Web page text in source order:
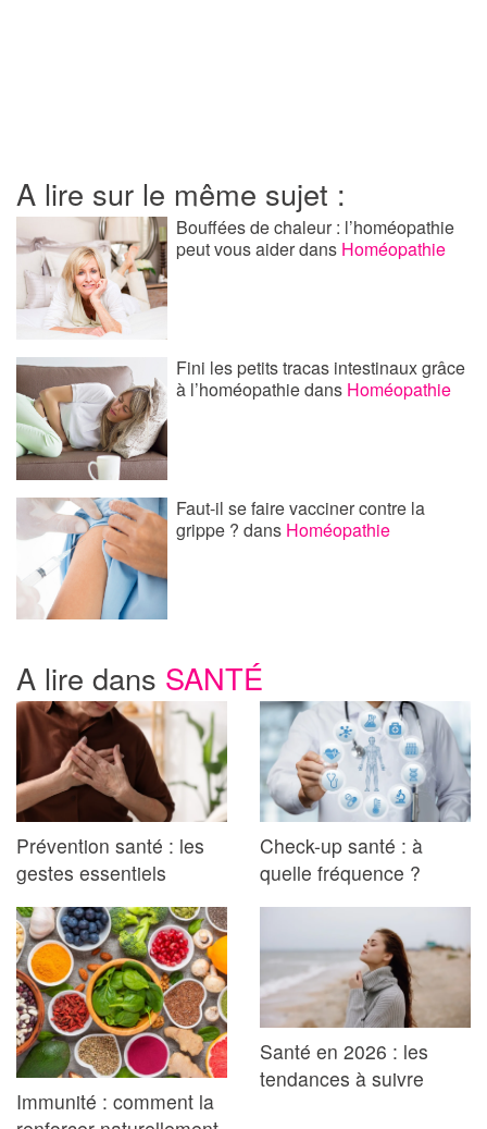
A lire sur le même sujet :
Bouffées de chaleur : l’homéopathie
peut vous aiderdans Homéopathie
Fini les petits tracas intestinaux grâce
à l’homéopathiedans Homéopathie
Faut-il se faire vacciner contre la
grippe ?dans Homéopathie
A lire dans SANTÉ
Prévention santé : les
gestes essentiels
Check-up santé : à
quelle fréquence ?
Immunité : comment la
Santé en 2026 : les
tendances à suivre